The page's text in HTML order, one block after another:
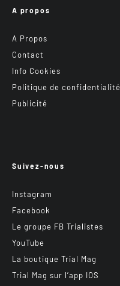
A propos
A Propos
Contact
Info Cookies
Politique de confidentialité
Publicité
Suivez-nous
Instagram
Facebook
Le groupe FB Trialistes
YouTube
La boutique Trial Mag
Trial Mag sur l’app IOS